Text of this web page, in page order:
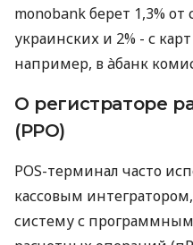
monobank берет 1,3%
украинских и 2% - с
например, в àбанк
О регистраторе
(РРО)
POS-терминал часто
кассовым
систему с